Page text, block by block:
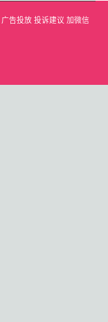
告投放 投诉建议 加微信